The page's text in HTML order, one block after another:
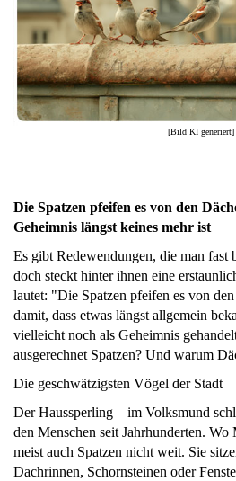
[Bild KI generiert]
Die Spatzen pfeifen es von den
Geheimnis längst keines mehr ist
Es gibt Redewendungen, die man fast
doch steckt hinter ihnen eine
lautet: "Die Spatzen pfeifen es von
damit, dass etwas längst allgemein
vielleicht noch als Geheimnis
ausgerechnet Spatzen? Und warum
Die geschwätzigsten Vögel der Stadt
Der Haussperling – im Volksmund
den Menschen seit Jahrhunderten. Wo
meist auch Spatzen nicht weit. Sie
Dachrinnen, Schornsteinen oder